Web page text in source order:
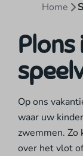
Home
Plons
Op ons
waar uw
zwemmen. Zo
over het vlot